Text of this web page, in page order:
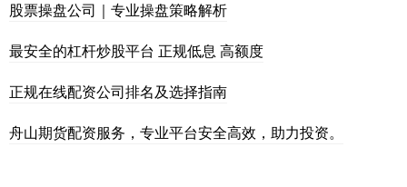
股票操盘公司｜专业操盘策略解析
最安全的杠杆炒股平台 正规低息 高额度
正规在线配资公司排名及选择指南
舟山期货配资服务，专业平台安全高效，助力投资。